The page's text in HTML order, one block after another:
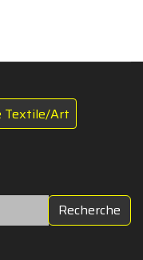
Textile/Art
Recherche